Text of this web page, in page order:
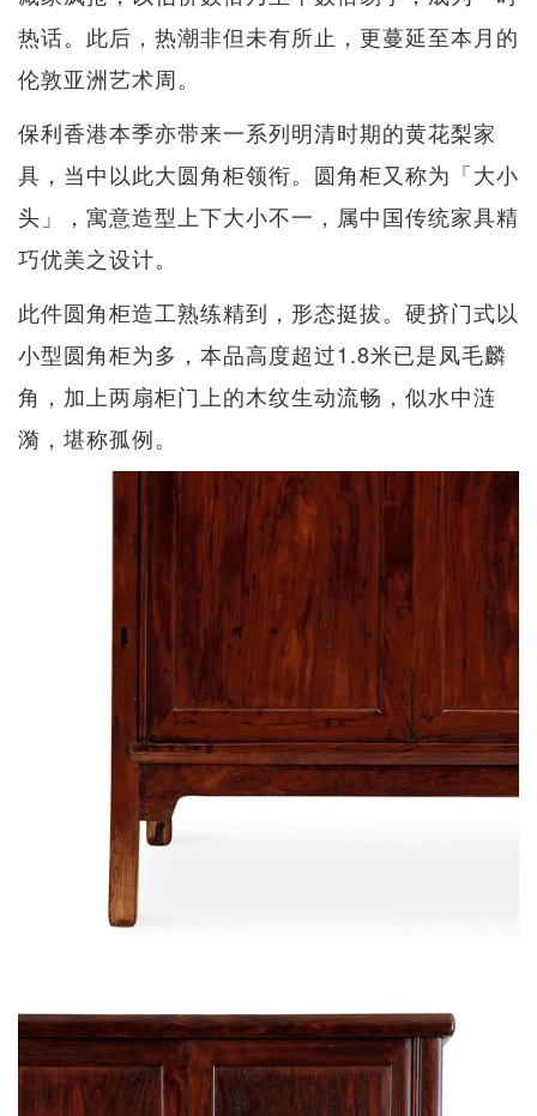
热话。此后，热潮非但未有所止，更蔓延至本月的
伦敦亚洲艺术周。
保利香港本季亦带来一系列明清时期的黄花梨家
具，当中以此大圆角柜领衔。圆角柜又称为「大小
头」，寓意造型上下大小不一，属中国传统家具精
巧优美之设计。
此件圆角柜造工熟练精到，形态挺拔。硬挤门式以
小型圆角柜为多，本品高度超过1.8米已是凤毛麟
角，加上两扇柜门上的木纹生动流畅，似水中涟
漪，堪称孤例。